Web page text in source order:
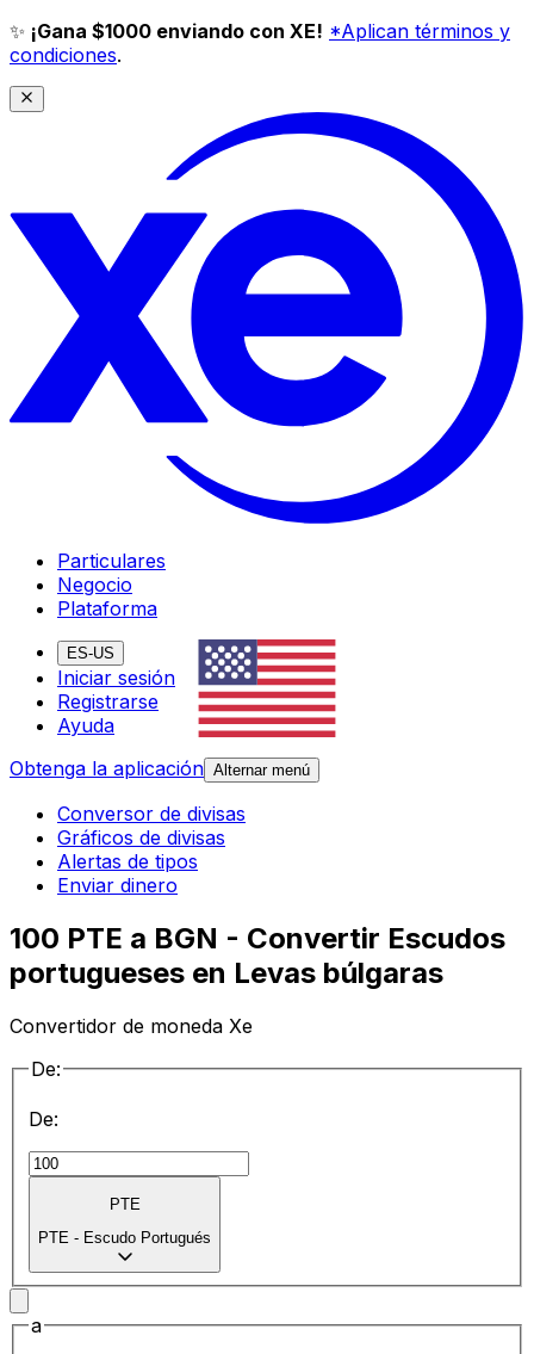
✨ ¡Gana $1000 enviando con XE! *Aplican términos y
condiciones.
Particulares
Negocio
Plataforma
ES-US
Iniciar sesión
Registrarse
Ayuda
Obtenga la aplicación Alternar menú
Conversor de divisas
Gráficos de divisas
Alertas de tipos
Enviar dinero
100 PTE a BGN - Convertir Escudos
portugueses en Levas búlgaras
Convertidor de moneda Xe
De:
De:
PTE
PTE - Escudo Portugués
a